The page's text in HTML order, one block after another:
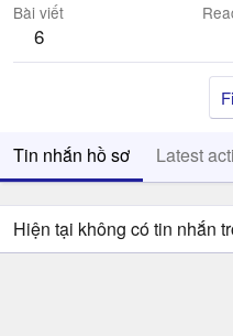
Bài viết
6
Tin nhắn hồ sơ Latest
Hiện tại không có tin nhắn